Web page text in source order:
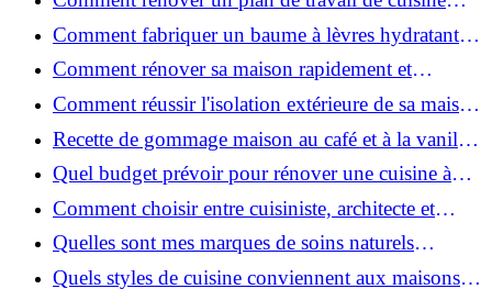
facilement : guide étape par étape
Comment fabriquer un baume à lèvres hydratant et
naturel au suif ?
Comment rénover sa maison rapidement et
efficacement ?
Comment réussir l'isolation extérieure de sa maison
pour une rénovation performante et durable ?
Recette de gommage maison au café et à la vanille
pour une peau douce
Quel budget prévoir pour rénover une cuisine à
Voiron en 2026 : coûts et aides locales ?
Comment choisir entre cuisiniste, architecte et
contractant général à Voiron ?
Quelles sont mes marques de soins naturels
préférées ?
Quels styles de cuisine conviennent aux maisons et